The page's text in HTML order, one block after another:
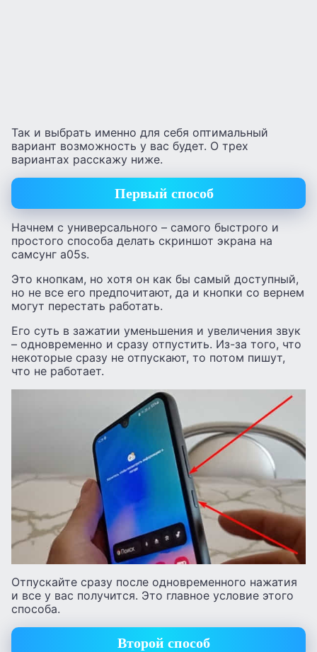
Так и выбрать именно для себя оптимальный
вариант возможность у вас будет. О трех
вариантах расскажу ниже.
Первый способ
Начнем с универсального – самого быстрого и
простого способа делать скриншот экрана на
самсунг а05s.
Это кнопкам, но хотя он как бы самый доступный,
но не все его предпочитают, да и кнопки со вернем
могут перестать работать.
Его суть в зажатии уменьшения и увеличения звук
– одновременно и сразу отпустить. Из-за того, что
некоторые сразу не отпускают, то потом пишут,
что не работает.
Отпускайте сразу после одновременного нажатия
и все у вас получится. Это главное условие этого
способа.
Второй способ